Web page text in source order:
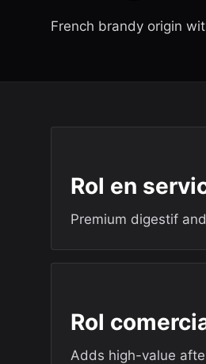
French brandy origin
Rol en
Premium digestif
Rol
Adds high-value